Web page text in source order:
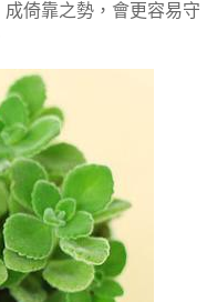
成倚靠之勢，會更容易守